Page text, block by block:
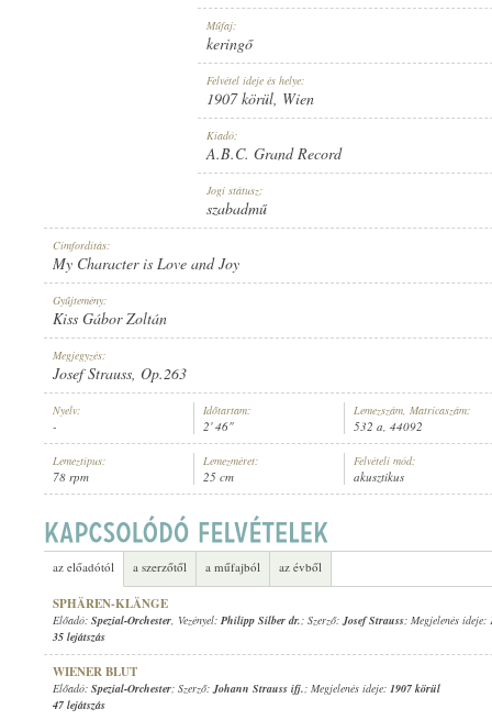
SPEZIAL-ORCHESTER, VEZÉNYEL: PHILIPP SILBER DR.
A.B.C. GRAND RECORD
LEMEZSZÁM:
Műfaj:
keringő
Felvétel ideje és helye:
1907 körül, Wien
Kiadó:
A.B.C. Grand Record
Jogi státusz:
szabadmű
Címfordítás:
My Character is Love and Joy
Gyűjtemény:
Kiss Gábor Zoltán
Megjegyzés:
Josef Strauss, Op.263
Nyelv:
-
Időtartam:
2' 46"
Lemezszám, Matricaszám:
532 a, 44092
Lemeztípus:
78 rpm
Lemezméret:
25 cm
Felvételi mód:
akusztikus
az előadótól a szerzőtől a műfajból az évből
SPHÄREN-KLÄNGE
Előadó: Spezial-Orchester, Vezényel: Philipp Silber dr.; Szerző:Josef Strauss; Megjelenés ideje:
35 lejátszás
WIENER BLUT
Előadó: Spezial-Orchester; Szerző:Johann Strauss ifj.; Megjelenés ideje: 1907 körül
47 lejátszás